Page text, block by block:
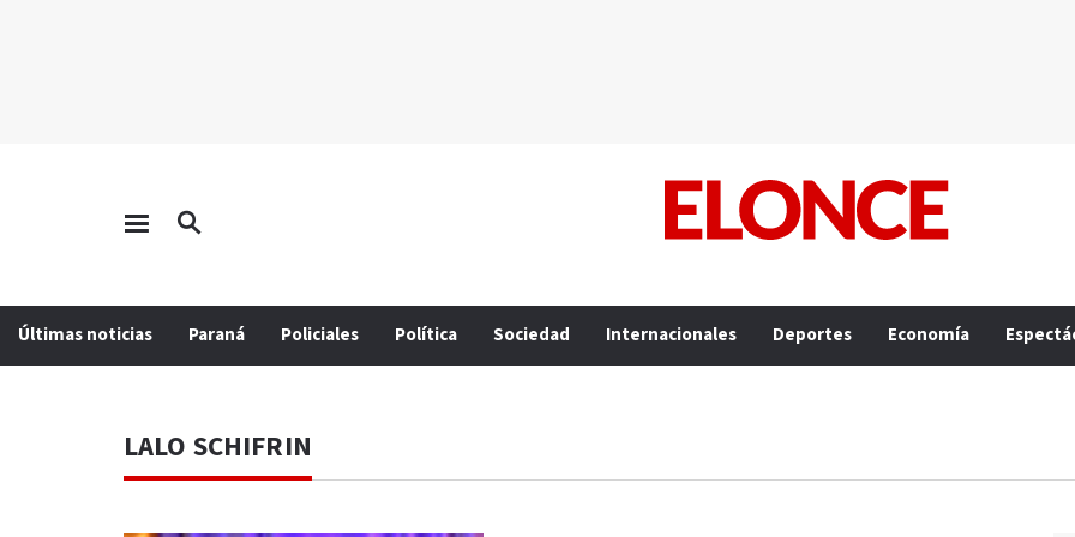
Últimas noticias Paraná Policiales Política Sociedad Internacionales Deportes Economía
LALO SCHIFRIN